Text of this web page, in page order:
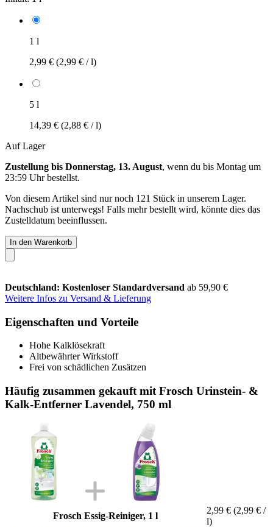
1 l
2,99 € (2,99 € / l)
5 l
14,39 € (2,88 € / l)
Auf Lager
Zustellung bis Donnerstag, 13. August, wenn du bis Montag um
23:59 Uhrbestellst.
Von diesem Artikel sind nur noch 121 Stück in unserem Lager.
Nachschub ist unterwegs! Falls mehr bestellt wird, könnte dies das
Zustelldatum beeinflussen.
In den Warenkorb
Deutschland: Kostenloser Standardversand ab 59,90 €
Weitere Infos zu Versand & Lieferung
Eigenschaften und Vorteile
Hohe Kalklösekraft
Altbewährter Wirkstoff
Frei von schädlichen Zusätzen
Häufig zusammen gekauft mit Frosch Urinstein- &
Kalk-Entferner Lavendel, 750 ml
Frosch Essig-Reiniger, 1 l
2,99 € (2,99 € /
l)